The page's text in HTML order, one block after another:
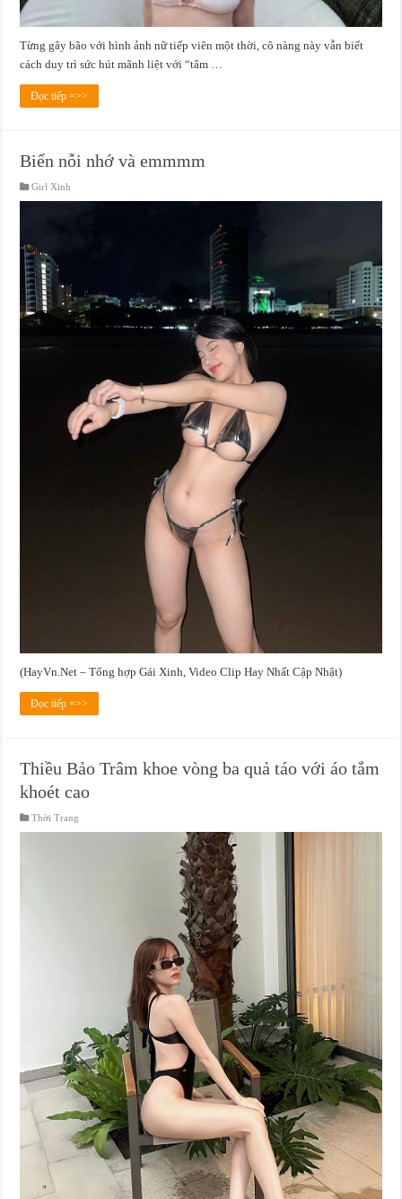
Từng gây bão với hình ảnh nữ tiếp viên một thời, cô nàng này vẫn biết
cách duy trì sức hút mãnh liệt với “tâm …
Đọc tiếp =>>
Biển nỗi nhớ và emmmm
Girl Xinh
(HayVn.Net – Tổng hợp Gái Xinh, Video Clip Hay Nhất Cập Nhật)
Đọc tiếp =>>
Thiều Bảo Trâm khoe vòng ba quả táo với áo tắm
khoét cao
Thời Trang